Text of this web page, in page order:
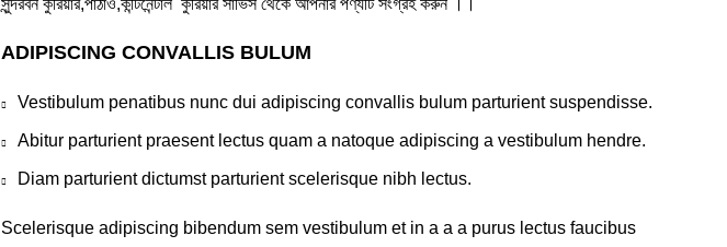
সুন্দরবন কুরিয়ার,পাঠাও,কন্টিনেন্টাল কুরিয়ার সার্ভিস থেকে আপনার পণ্যটি সংগ্রহ করুন ।।
ADIPISCING CONVALLIS BULUM
Vestibulum penatibus nunc dui adipiscing convallis bulum parturient suspendisse.
Abitur parturient praesent lectus quam a natoque adipiscing a vestibulum hendre.
Diam parturient dictumst parturient scelerisque nibh lectus.
Scelerisque adipiscing bibendum sem vestibulum et in a a a purus lectus faucibus